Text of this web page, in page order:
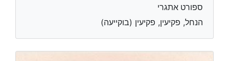
ספורט אתגרי
הנחל, פקיעין, פקיעין (בוקייעה)